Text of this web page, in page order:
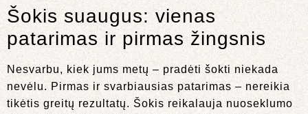
Šokis suaugus: vienas
patarimas ir pirmas žingsnis
Nesvarbu, kiek jums metų – pradėti šokti niekada
nevėlu. Pirmas ir svarbiausias patarimas – nereikia
tikėtis greitų rezultatų. Šokis reikalauja nuoseklumo